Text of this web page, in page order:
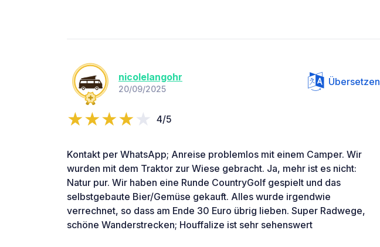
nicolelangohr
20/09/2025
Übersetzen
4/5
Kontakt per WhatsApp; Anreise problemlos mit einem Camper. Wir
wurden mit dem Traktor zur Wiese gebracht. Ja, mehr ist es nicht:
Natur pur. Wir haben eine Runde CountryGolf gespielt und das
selbstgebaute Bier/Gemüse gekauft. Alles wurde irgendwie
verrechnet, so dass am Ende 30 Euro übrig lieben. Super Radwege,
schöne Wanderstrecken; Houffalize ist sehr sehenswert